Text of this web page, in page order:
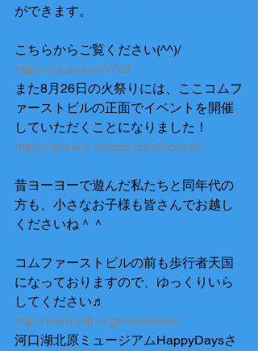
ができます。
こちらからご覧ください(^^)/
http://urx.space/Y05t
また8月26日の火祭りには、ここコムフ
ァーストビルの正面でイベントを開催
していただくことになりました！
https://www.e-osada.com/access/
昔ヨーヨーで遊んだ私たちと同年代の
方も、小さなお子様も皆さんでお越し
くださいね＾＾
コムファーストビルの前も歩行者天国
になっておりますので、ゆっくりいら
してください♬
http://www.mfi.or.jp/himatsuri/
河口湖北原ミュージアムHappyDaysさ